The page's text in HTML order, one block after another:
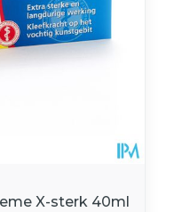
X-sterk 40ml